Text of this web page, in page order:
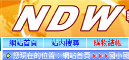
網站首頁 站内搜尋
購物結帳
您現在的位置：網站首頁 國小